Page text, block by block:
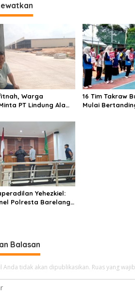
a
Warga
PT Lindung Alam
Merendahkan Masyarakat
16 Tim Takraw
Mulai
Yehezkiel:
Polresta Barelang
Balasan
Anda tidak akan dipublikasikan. Ruas yang